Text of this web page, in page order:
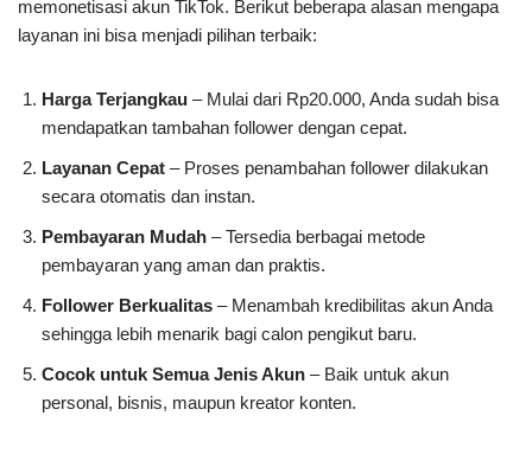
memonetisasi akun TikTok. Berikut beberapa alasan mengapa
layanan ini bisa menjadi pilihan terbaik:
Harga Terjangkau – Mulai dari Rp20.000, Anda sudah bisa
mendapatkan tambahan follower dengan cepat.
Layanan Cepat – Proses penambahan follower dilakukan
secara otomatis dan instan.
Pembayaran Mudah – Tersedia berbagai metode
pembayaran yang aman dan praktis.
Follower Berkualitas – Menambah kredibilitas akun Anda
sehingga lebih menarik bagi calon pengikut baru.
Cocok untuk Semua Jenis Akun – Baik untuk akun
personal, bisnis, maupun kreator konten.